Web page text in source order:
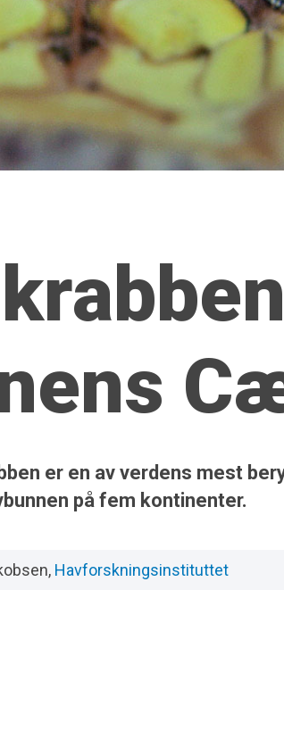
er en av verdens mest
på fem kontinenter.
Havforskningsinstituttet